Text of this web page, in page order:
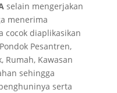
selain mengerjakan
menerima
cocok diaplikasikan
Pesantren,
Rumah, Kawasan
sehingga
serta